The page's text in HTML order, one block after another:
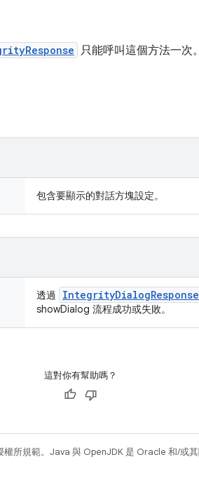
只能呼叫這個方法一次
包含要顯示的對話方塊設定。
透過
showDialog 流程成功或失敗。
這對你有幫助嗎？
權所規範。Java 與 OpenJDK 是 Oracle 和/或